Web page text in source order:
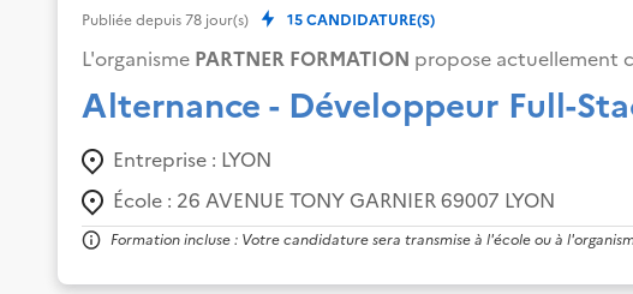
Publiée depuis78 jour(s) 15CANDIDATURE(S)
L'organisme PARTNER FORMATION propose actuellement
Alternance - Développeur Full-
Entreprise : LYON
École : 26 AVENUE TONY GARNIER 69007 LYON
Formation incluse : Votre candidature sera transmise à l'école ou à